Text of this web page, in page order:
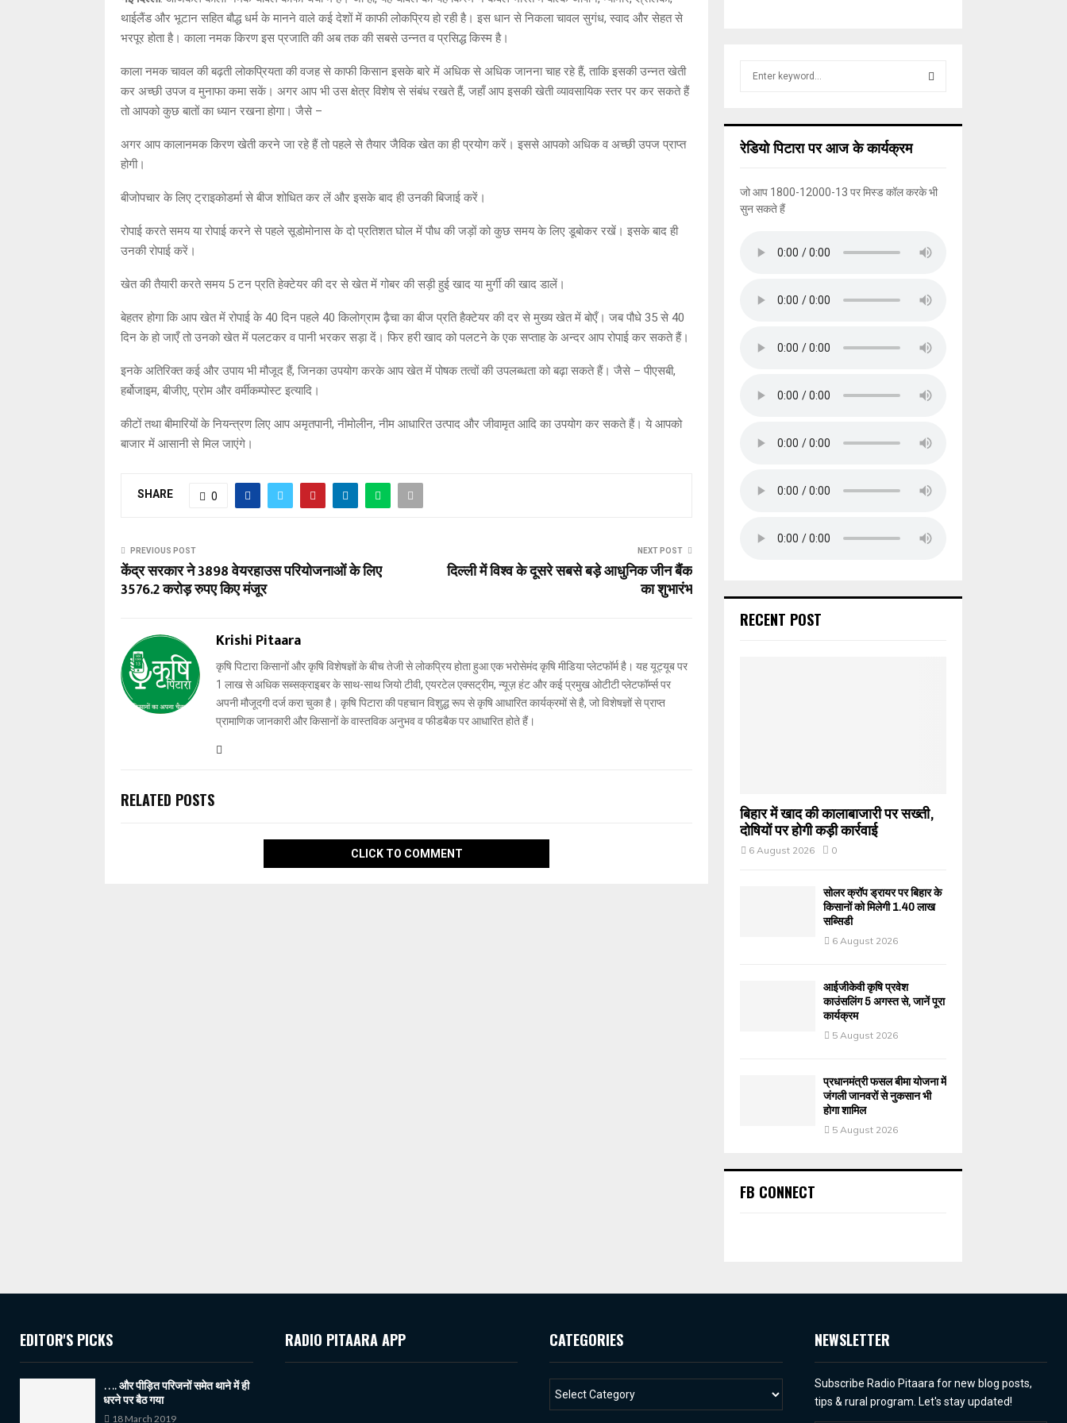
थाईलैंड और भूटान सहित बौद्ध धर्म के मानने वाले कई देशों में काफी लोकप्रिय हो रही है। इस धान से निकला चावल सुगंध, स्वाद और सेहत से
भरपूर होता है। काला नमक किरण इस प्रजाति की अब तक की सबसे उन्नत व प्रसिद्ध किस्म है।
काला नमक चावल की बढ़ती लोकप्रियता की वजह से काफी किसान इसके बारे में अधिक से अधिक जानना चाह रहे हैं, ताकि इसकी उन्नत खेती
कर अच्छी उपज व मुनाफा कमा सकें। अगर आप भी उस क्षेत्र विशेष से संबंध रखते हैं, जहाँ आप इसकी खेती व्यावसायिक स्तर पर कर सकते हैं
तो आपको कुछ बातों का ध्यान रखना होगा। जैसे –
अगर आप कालानमक किरण खेती करने जा रहे हैं तो पहले से तैयार जैविक खेत का ही प्रयोग करें। इससे आपको अधिक व अच्छी उपज प्राप्त
होगी।
बीजोपचार के लिए ट्राइकोडर्मा से बीज शोधित कर लें और इसके बाद ही उनकी बिजाई करें।
रोपाई करते समय या रोपाई करने से पहले सूडोमोनास के दो प्रतिशत घोल में पौध की जड़ों को कुछ समय के लिए डूबोकर रखें। इसके बाद ही
उनकी रोपाई करें।
खेत की तैयारी करते समय 5 टन प्रति हेक्टेयर की दर से खेत में गोबर की सड़ी हुई खाद या मुर्गी की खाद डालें।
बेहतर होगा कि आप खेत में रोपाई के 40 दिन पहले 40 किलोग्राम ढ़ैचा का बीज प्रति हैक्टेयर की दर से मुख्य खेत में बोएँ। जब पौधे 35 से 40
दिन के हो जाएँ तो उनको खेत में पलटकर व पानी भरकर सड़ा दें। फिर हरी खाद को पलटने के एक सप्ताह के अन्दर आप रोपाई कर सकते हैं।
इनके अतिरिक्त कई और उपाय भी मौजूद हैं, जिनका उपयोग करके आप खेत में पोषक तत्वों की उपलब्धता को बढ़ा सकते हैं। जैसे – पीएसबी,
हर्बोजाइम, बीजीए, प्रोम और वर्मीकम्पोस्ट इत्यादि।
कीटों तथा बीमारियों के नियन्त्रण लिए आप अमृतपानी, नीमोलीन, नीम आधारित उत्पाद और जीवामृत आदि का उपयोग कर सकते हैं। ये आपको
बाजार में आसानी से मिल जाएंगे।
SHARE 0
PREVIOUS POST
केंद्र सरकार ने 3898 वेयरहाउस परियोजनाओं के लिए
3576.2 करोड़ रुपए किए मंजूर
NEXT POST
दिल्ली में विश्व के दूसरे सबसे बड़े आधुनिक जीन बैंक
का शुभारंभ
Krishi Pitaara
कृषि पिटारा किसानों और कृषि विशेषज्ञों के बीच तेजी से लोकप्रिय होता हुआ एक भरोसेमंद कृषि मीडिया प्लेटफॉर्म है। यह यूट्यूब पर
1 लाख से अधिक सब्सक्राइबर के साथ-साथ जियो टीवी, एयरटेल एक्सट्रीम, न्यूज़ हंट और कई प्रमुख ओटीटी प्लेटफॉर्म्स पर
अपनी मौजूदगी दर्ज करा चुका है। कृषि पिटारा की पहचान विशुद्ध रूप से कृषि आधारित कार्यक्रमों से है, जो विशेषज्ञों से प्राप्त
प्रामाणिक जानकारी और किसानों के वास्तविक अनुभव व फीडबैक पर आधारित होते हैं।
RELATED POSTS
CLICK TO COMMENT
h
रेडियो पिटारा पर आज के कार्यक्रम
जो आप 1800-12000-13 पर मिस्ड कॉल करके भी
सुन सकते हैं
RECENT POST
बिहार में खाद की कालाबाजारी पर सख्ती,
दोषियों पर होगी कड़ी कार्रवाई
6 August 2026 0
सोलर क्रॉप ड्रायर पर बिहार के
किसानों को मिलेगी 1.40 लाख
सब्सिडी
6 August 2026
आईजीकेवी कृषि प्रवेश
काउंसलिंग 5 अगस्त से, जानें पूरा
कार्यक्रम
5 August 2026
प्रधानमंत्री फसल बीमा योजना में
जंगली जानवरों से नुकसान भी
होगा शामिल
5 August 2026
FB CONNECT
EDITOR'S PICKS
…. और पीड़ित परिजनों समेत थाने में ही
धरने पर बैठ गया
18 March 2019
RADIO PITAARA APP CATEGORIES NEWSLETTER
Subscribe Radio Pitaara for new blog posts,
tips & rural program. Let's stay updated!